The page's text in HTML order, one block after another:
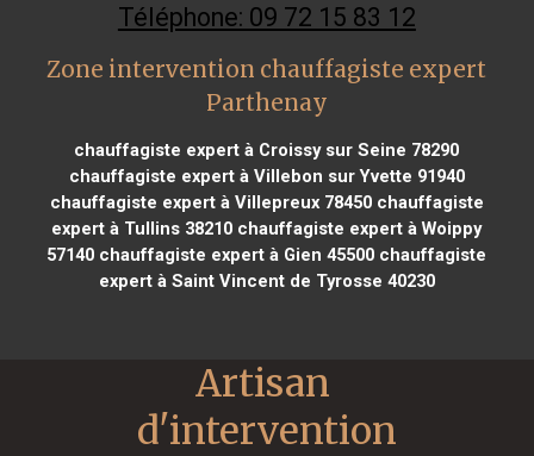
Téléphone: 09 72 15 83 12
Zone intervention chauffagiste expert
Parthenay
chauffagiste expert à Croissy sur Seine 78290
chauffagiste expert à Villebon sur Yvette 91940
chauffagiste expert à Villepreux 78450chauffagiste
expert à Tullins 38210 chauffagiste expert à Woippy
57140 chauffagiste expert à Gien 45500 chauffagiste
expert à Saint Vincent de Tyrosse 40230
Artisan
d'intervention